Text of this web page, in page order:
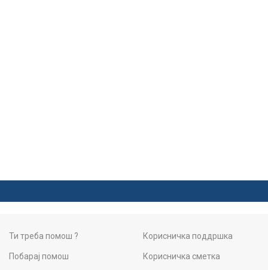
Ти треба помош ?
Побарај помош
Корисничка поддршка
Корисничка сметка